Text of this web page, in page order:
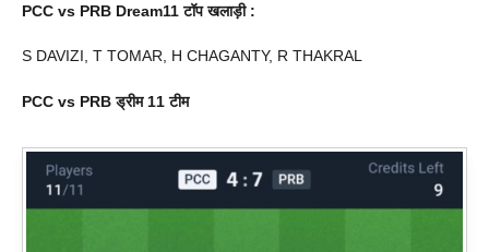
PCC vs PRB Dream11 टॉप खलाड़ी :
S DAVIZI, T TOMAR, H CHAGANTY, R THAKRAL
PCC vs PRBड्रीम 11 टीम